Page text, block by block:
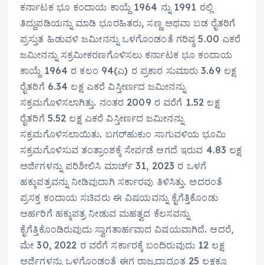
ಕರ್ನಾಟಕ ಭೂ ಕಂದಾಯ ಕಾಯ್ದೆ 1964 ನ್ನು 1991 ರಲ್ಲಿ
ತಿದ್ದುಪಡಿಯನ್ನು ಮಾಡಿ ಭೂರಹಿತರು, ಸಣ್ಣ ಅಥವಾ ಬಡ ರೈತರಿಗೆ
ಪ್ರಸ್ತುತ ಹಿಡುವಳಿ ಜಮೀನನ್ನು ಒಳಗೊಂಡಂತೆ ಗರಿಷ್ಠ 5.00 ಎಕರೆ
ಜಮೀನನ್ನು ಸಕ್ರಮೀಕರಣಗೊಳಿಸಲು ಕರ್ನಾಟಕ ಭೂ ಕಂದಾಯ
ಕಾಯ್ದೆ 1964 ರ ಕಲಂ 94(ಎ) ರ ಪ್ರಕಾರ ಸುಮಾರು 3.69 ಲಕ್ಷ
ರೈತರಿಗೆ 6.34 ಲಕ್ಷ ಎಕರೆ ವಿಸ್ತೀರ್ಣದ ಜಮೀನನ್ನು
ಸಕ್ರಮಗೊಳಿಸಲಾಗಿತ್ತು. ನಂತರ 2009 ರ ವರೆಗೆ 1.52 ಲಕ್ಷ
ರೈತರಿಗೆ 5.52 ಲಕ್ಷ ಎಕರೆ ವಿಸ್ತೀರ್ಣದ ಜಮೀನನ್ನು
ಸಕ್ರಮಗೊಳಿಸಲಾಯಿತು. ಬಗರ್‌ಹುಕುಂ ಸಾಗುವಳಿಯ ಭೂಮಿ
ಸಕ್ರಮಗೊಳಿಸುವ ತಂತ್ರಾಂಶಕ್ಕೆ ಸೇರ್ಪಡೆ ಆಗದೆ ಇರುವ 4.83 ಲಕ್ಷ
ಅರ್ಜಿಗಳನ್ನು ಪರಿಶೀಲಿಸಿ ಮಾರ್ಚ್ 31, 2023 ರ ಒಳಗೆ
ಹಕ್ಕುಪತ್ರವನ್ನು ನೀಡಿವುದಾಗಿ ಸರ್ಕಾರವು ತಿಳಿಸಿತ್ತು. ಅದರಂತೆ
ಪ್ರಸಕ್ತ ಕಂದಾಯ ಸಚಿವರು ಈ ವಿಷಯವನ್ನು ಕೈಗೆತ್ತಿಕೊಂಡು
ಅರ್ಹರಿಗೆ ಹಕ್ಕುಪತ್ರ ನೀಡುವ ಮಹತ್ವದ ಕೆಲಸವನ್ನು
ಕೈಗೆತ್ತಿಕೊಂಡಿರುವುದು ಸ್ವಾಗತಾರ್ಹವಾದ ವಿಷಯವಾಗಿದೆ. ಆದರೆ,
ಮೇ 30, 2022 ರ ವರೆಗೆ ಸರ್ಕಾರಕ್ಕೆ ಬಂದಿರುವುದು 12 ಲಕ್ಷ
ಅರ್ಜಿಗಳನ್ನು ಒಳಗೊಂಡಂತೆ ಈಗ ರಾಜ್ಯದಾದ್ಯಂತ 25 ಲಕ್ಷಕ್ಕೂ